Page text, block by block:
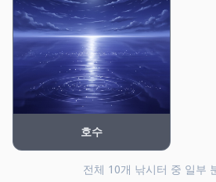
호수
전체 10개 낚시터 중 일부